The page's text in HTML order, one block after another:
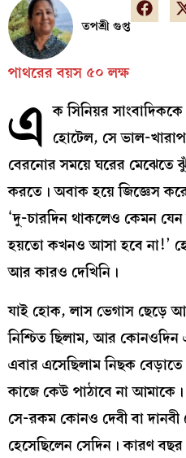
তপশ্রী গুপ্ত
পাথরের বয়স ৫০ লক্ষ
এ ক সিনিয়র
হোটেল, সে ভাল-
বেরনোর সময়ে ঘরের মেঝেতে
করতে। অবাক হয়ে জিজ্ঞেস
‘দু-চারদিন থাকলেও কেমন
হয়তো কখনও আসা হবে না!’
আর কারও দেখিনি।
যাই হোক, লাস ভেগাস ছেড়ে
নিশ্চিত ছিলাম, আর কোনওদিন
এবার এসেছিলাম নিছক
কাজে কেউ পাঠাবে না আমাকে।
সে-রকম কোনও দেবী বা
হেসেছিলেন সেদিন। কারণ